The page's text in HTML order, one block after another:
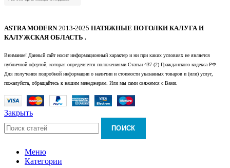
ASTRA MODERN2013-2025 НАТЯЖНЫЕ ПОТОЛКИ КАЛУГА И
КАЛУЖСКАЯ ОБЛАСТЬ .
Внимание! Данный сайт носит информационный характер и ни при каких условиях не является
публичной офертой, которая определяется положениями Статьи 437 (2) Гражданского кодекса РФ.
Для получения подробной информации о наличии и стоимости указанных товаров и (или) услуг,
пожалуйста, обращайтесь к нашим менеджерам. Или мы сами свяжемся с Вами.
Закрыть
ПОИСК
Меню
Категории